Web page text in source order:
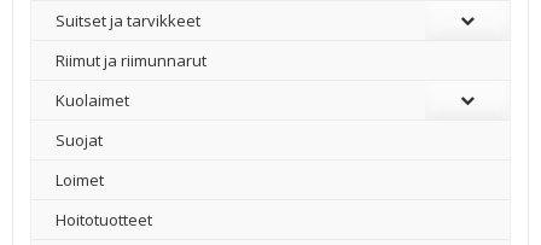
Suitset ja tarvikkeet
Riimut ja riimunnarut
Kuolaimet
Suojat
Loimet
Hoitotuotteet